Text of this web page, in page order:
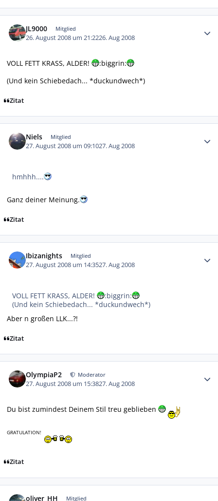
JL9000 Mitglied
26. August 2008 um 21:2226. Aug 2008
VOLL FETT KRASS, ALDER!
:biggrin:
(Und kein Schiebedach... *duckundwech*)
Zitat
Niels Mitglied
27. August 2008 um 09:1027. Aug 2008
hmhhh....
Ganz deiner Meinung.
Zitat
Ibizanights Mitglied
27. August 2008 um 14:3527. Aug 2008
VOLL FETT KRASS, ALDER!
:biggrin:
(Und kein Schiebedach... *duckundwech*)
Aber n großen LLK...?!
Zitat
OlympiaP2 Moderator
27. August 2008 um 15:3827. Aug 2008
Du bist zumindest Deinem Stil treu geblieben
GRATULATION!
Zitat
oliver_HH Mitglied